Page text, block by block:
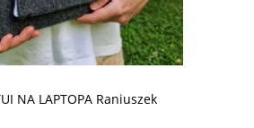
NA LAPTOPA Raniuszek